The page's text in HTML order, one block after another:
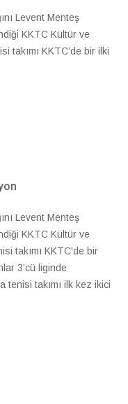
Levent Menteş
KKTC Kültür ve
takımı KKTC’de bir ilki
Levent Menteş
KKTC Kültür ve
takımı KKTC'de bir
3’cü liginde
tenisi takımı ilk kez ikici